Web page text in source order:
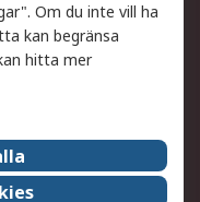
din order
med RS-konto
Om du inte vill ha
kan begränsa
hitta mer